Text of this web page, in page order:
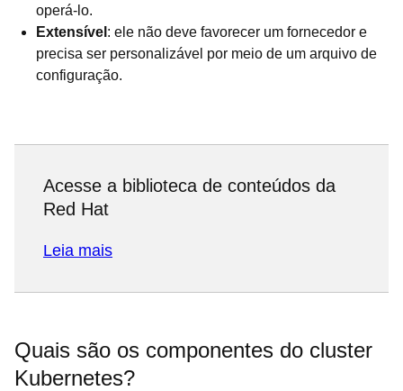
operá-lo.
Extensível : ele não deve favorecer um fornecedor e
precisa ser personalizável por meio de um arquivo de
configuração.
Acesse a biblioteca de conteúdos da
Red Hat
Leia mais
Quais são os componentes do cluster
Kubernetes?